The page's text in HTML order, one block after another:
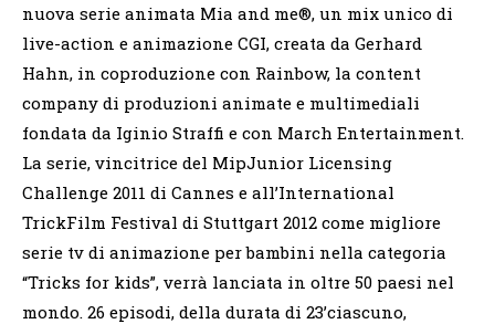
nuova serie animata Mia and me®, un mix unico di
live-action e animazione CGI, creata da Gerhard
Hahn, in coproduzione con Rainbow, la content
company di produzioni animate e multimediali
fondata da Iginio Straffi e con March Entertainment.
La serie, vincitrice del MipJunior Licensing
Challenge 2011 di Cannes e all’International
TrickFilm Festival di Stuttgart 2012 come migliore
serie tv di animazione per bambini nella categoria
“Tricks for kids”, verrà lanciata in oltre 50 paesi nel
mondo. 26 episodi, della durata di 23’ciascuno,